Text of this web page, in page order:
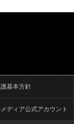
基本方針
ディア公式アカウント